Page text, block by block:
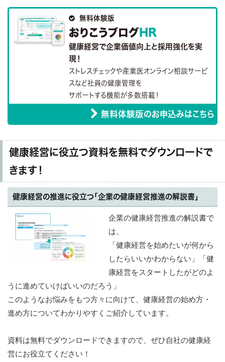
 無料体験版
おりこうブログ HR
健康経営で企業価値向上と採用強化を実
現！
ストレスチェックや産業医オンライン相談サービ
スなど社員の健康管理を
サポートする機能が多数搭載！
無料体験版のお申込みはこちら
健康経営に役立つ資料を無料でダウンロードで
きます！
健康経営の推進に役立つ「企業の健康経営推進の解説書」
企業の健康経営推進の解説書で
は、
「健康経営を始めたいが何から
したらいいかわからない」「健
康経営をスタートしたがどのよ
うに進めていけばいいのだろう」
このようなお悩みをもつ方々に向けて、健康経営の始め方・
進め方についてわかりやすくご紹介しています。
資料は無料でダウンロードできますので、ぜひ自社の健康経
営にお役立てください！